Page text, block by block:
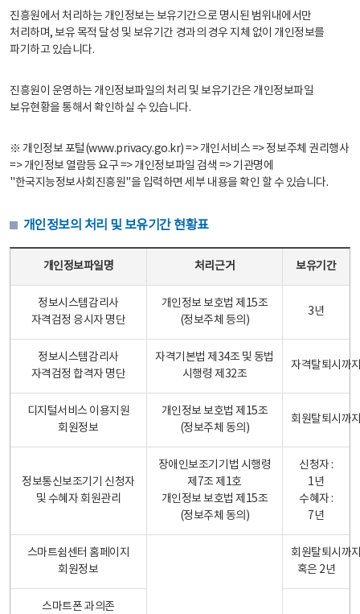
진흥원에서 처리하는 개인정보는 보유기간으로 명시된 범위내에서만
처리하며, 보유 목적 달성 및 보유기간 경과의 경우 지체 없이 개인정보를
파기하고 있습니다.
진흥원이 운영하는 개인정보파일의 처리 및 보유기간은 개인정보파일
보유현황을 통해서 확인하실 수 있습니다.
※ 개인정보 포털(www.privacy.go.kr) => 개인서비스 => 정보주체 권리행사
=> 개인정보 열람등 요구 => 개인정보파일 검색 => 기관명에
"한국지능정보사회진흥원"을 입력하면 세부 내용을 확인 할 수 있습니다.
개인정보의 처리 및 보유기간 현황표
개인정보파일명 처리근거 보유기간
정보시스템감리사
자격검정 응시자 명단
개인정보 보호법 제15조
(정보주체 등의)
3년
정보시스템감리사
자격검정 합격자 명단
자격기본법 제34조 및 동법
시행령 제32조
자격탈퇴시까
디지털서비스 이용지원
회원정보
개인정보 보호법 제15조
(정보주체 동의)
회원탈퇴시까
정보통신보조기기 신청자
및 수혜자 회원관리
장애인보조기기법 시행령
제7조 제1호
개인정보 보호법 제15조
(정보주체 동의)
신청자 :
1년
수혜자 :
7년
스마트쉼센터 홈페이지
회원정보
회원탈퇴시까
혹은 2년
스마트폰 과의존